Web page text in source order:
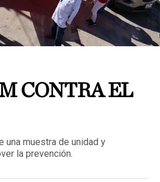
CONTRA EL
una muestra de unidad y
la prevención.